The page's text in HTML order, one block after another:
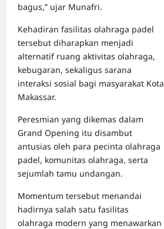
bagus,” ujar Munafri.
Kehadiran fasilitas olahraga padel
tersebut diharapkan menjadi
alternatif ruang aktivitas olahraga,
kebugaran, sekaligus sarana
interaksi sosial bagi masyarakat Kota
Makassar.
Peresmian yang dikemas dalam
Grand Opening itu disambut
antusias oleh para pecinta olahraga
padel, komunitas olahraga, serta
sejumlah tamu undangan.
Momentum tersebut menandai
hadirnya salah satu fasilitas
olahraga modern yang menawarkan